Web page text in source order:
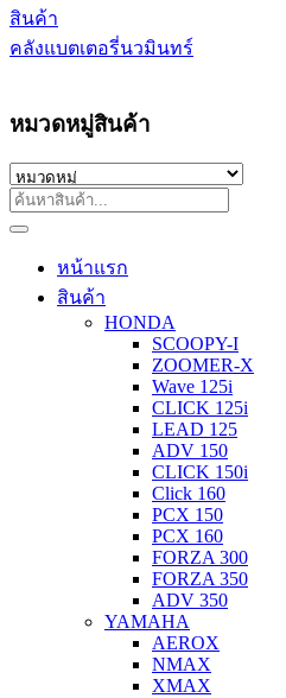
สินค้า
คลังแบตเตอรี่นวมินทร์
หมวดหมู่สินค้า
หน้าแรก
สินค้า
HONDA
SCOOPY-I
ZOOMER-X
Wave 125i
CLICK 125i
LEAD 125
ADV 150
CLICK 150i
Click 160
PCX 150
PCX 160
FORZA 300
FORZA 350
ADV 350
YAMAHA
AEROX
NMAX
XMAX